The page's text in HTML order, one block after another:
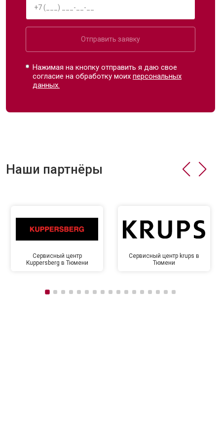
Отправить заявку
Нажимая на кнопку отправить я даю свое
согласие на обработку моихперсональных
данных.
Наши партнёры
Сервисный центр
Kuppersberg в Тюмени
Сервисный центр krups в
Тюмени